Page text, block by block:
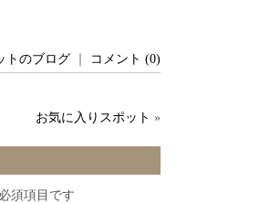
トのブログ コメント (0)
お気に入りスポット »
須項目です